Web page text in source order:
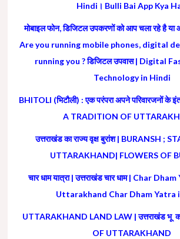
Hindi। Bulli Bai App Kya
मोबाइल फोन, डिजिटल उपकरणों को आप चला रहे है या
Are you running mobile phones, digital
running you ? डिजिटल उपवास | Digital
Technology in Hindi
BHITOLI (भिटौली) : एक परंपरा अपने परिवारजनों के
A TRADITION OF
उत्तराखंड का राज्य वृक्ष बुरांश | BURANSH ;
UTTARAKHAND| FLOWERS OF
चार धाम यात्रा | उत्तराखंड चार धाम | Char
Uttarakhand Char Dham Yatra
UTTARAKHAND LAND LAW | उत्तराखंड भू
OF UTTARAKHAND